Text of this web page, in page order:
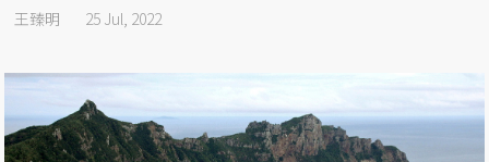
王臻明 25 Jul, 2022